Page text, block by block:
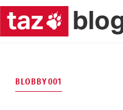
BLOBBY 001